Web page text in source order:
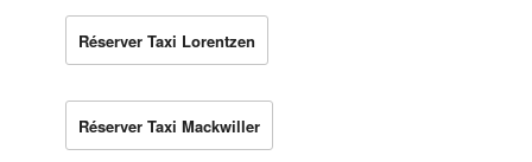
Réserver Taxi Lorentzen
Réserver Taxi Mackwiller